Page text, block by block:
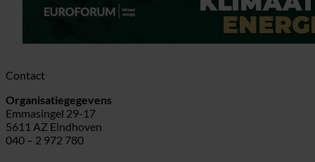
Contact
Organisatiegegevens
Emmasingel 29-17
5611 AZ Eindhoven
040 – 2 972 780